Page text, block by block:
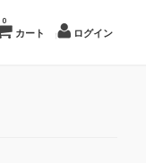
カート
0
ログイン